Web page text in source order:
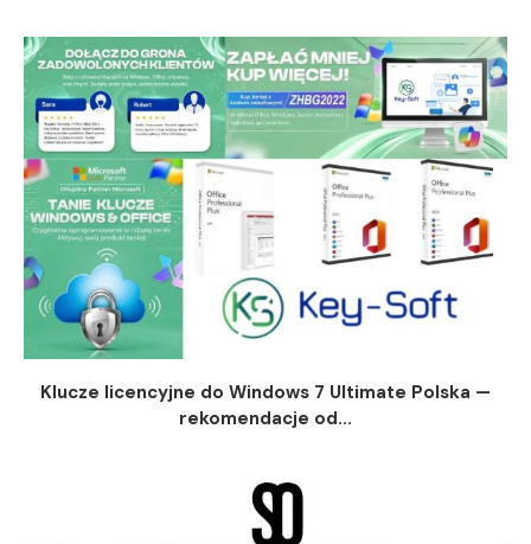
Klucze licencyjne do Windows 7 Ultimate Polska —
rekomendacje od...